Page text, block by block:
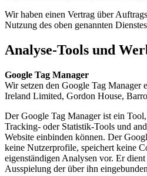
Wir haben einen Vertrag über
Nutzung des oben genannten
Analyse-Tools und
Google Tag Manager
Wir setzen den Google Tag Manager
Ireland Limited, Gordon House,
Der Google Tag Manager ist ein
Tracking- oder Statistik-Tools und
Website einbinden können. Der
keine Nutzerprofile, speichert keine
eigenständigen Analysen vor. Er
Ausspielung der über ihn